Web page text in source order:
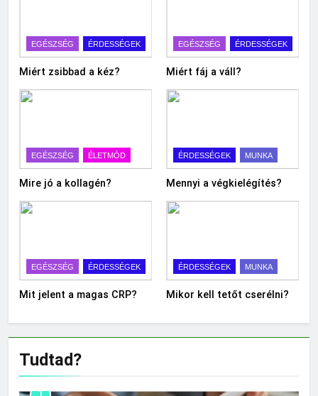
EGÉSZSÉG ÉRDESSÉGEK
Miért zsibbad a kéz?
EGÉSZSÉG ÉRDESSÉGEK
Miért fáj a váll?
EGÉSZSÉG ÉLETMÓD
Mire jó a kollagén?
ÉRDESSÉGEK MUNKA
Mennyi a végkielégítés?
EGÉSZSÉG ÉRDESSÉGEK
Mit jelent a magas CRP?
ÉRDESSÉGEK MUNKA
Mikor kell tetőt cserélni?
Tudtad?